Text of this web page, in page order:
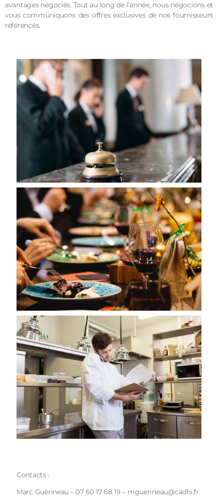
avantages négociés. Tout au long de l’année, nous négocions et
vous communiquons des offres exclusives de nos fournisseurs
référencés.
Contacts :
Marc Guérineau – 07 60 17 68 19 – mguerineau@cadhi.fr